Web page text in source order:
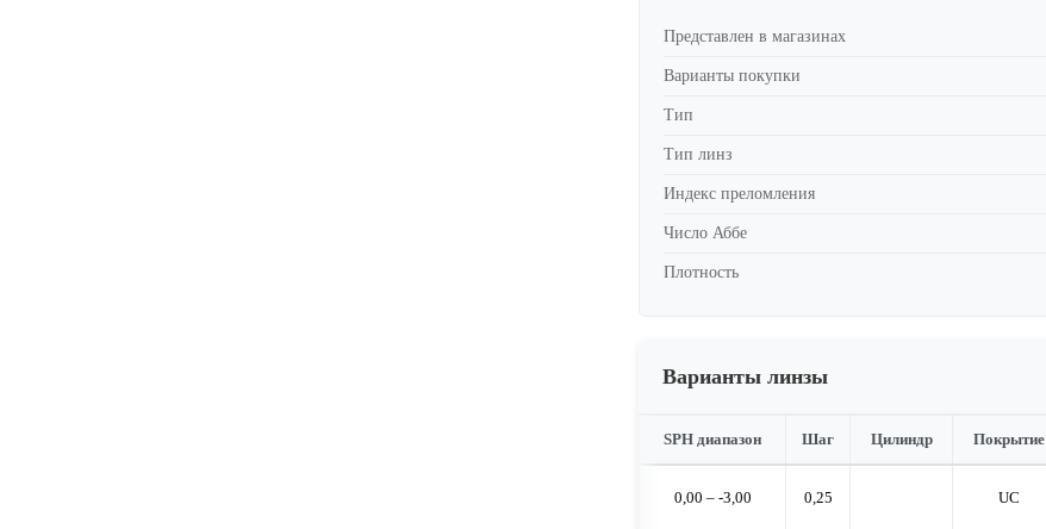
Представлен в магазинах
Варианты покупки
Тип
Тип линз
Индекс преломления
Число Аббе
Плотность
Варианты линзы
SPH диапазон Шаг Цилиндр Покрытие
0,00 – -3,00 0,25 UC